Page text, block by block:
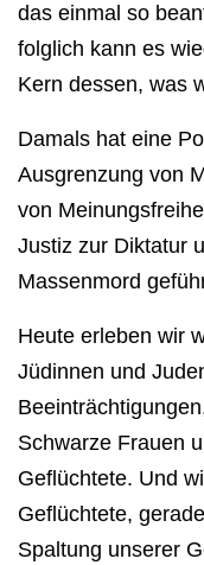
das einmal so
folglich kann es
Kern dessen, was
Damals hat eine
Ausgrenzung von
von
Justiz zur Diktatur
Massenmord
Heute erleben wir
Jüdinnen und
Schwarze Frauen
Geflüchtete. Und
Geflüchtete,
Spaltung unserer